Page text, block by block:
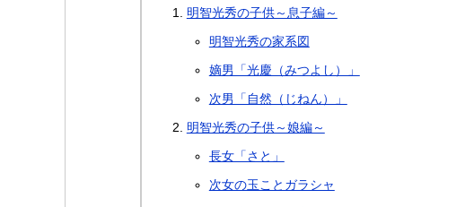
明智光秀の子供～息子編～
明智光秀の家系図
嫡男「光慶（みつよし）」
次男「自然（じねん）」
明智光秀の子供～娘編～
長女「さと」
次女の玉ことガラシャ